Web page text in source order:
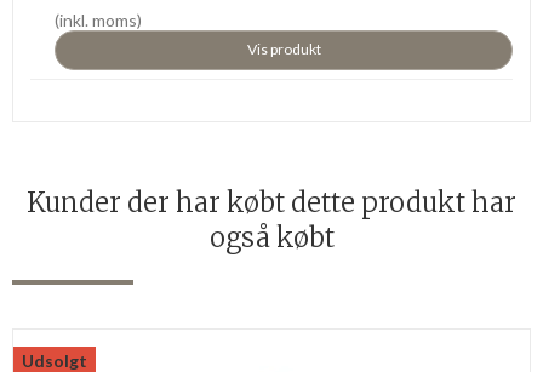
(inkl. moms)
Vis produkt
Kunder der har købt dette produkt har
også købt
Udsolgt